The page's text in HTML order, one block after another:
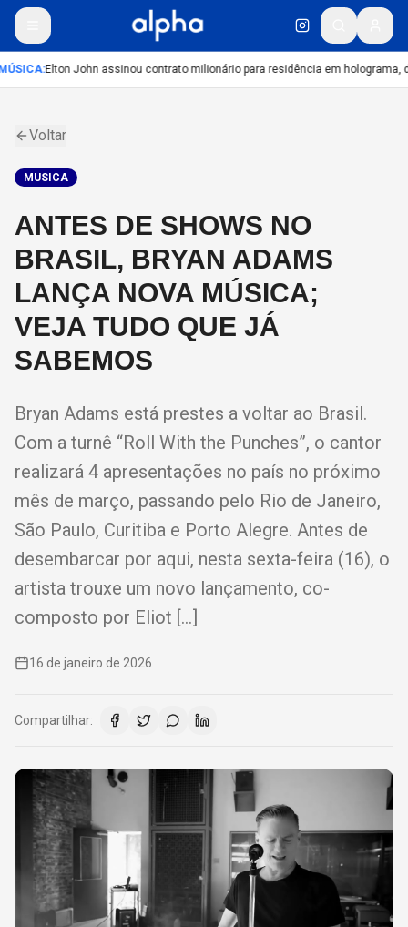
:Elton John assinou contrato milionário para residência em holograma,
Voltar
MUSICA
ANTES DE SHOWS NO
BRASIL, BRYAN ADAMS
LANÇA NOVA MÚSICA;
VEJA TUDO QUE JÁ
SABEMOS
Bryan Adams está prestes a voltar ao Brasil.
Com a turnê “Roll With the Punches”, o cantor
realizará 4 apresentações no país no próximo
mês de março, passando pelo Rio de Janeiro,
São Paulo, Curitiba e Porto Alegre. Antes de
desembarcar por aqui, nesta sexta-feira (16), o
artista trouxe um novo lançamento, co-
composto por Eliot […]
16 de janeiro de 2026
Compartilhar: